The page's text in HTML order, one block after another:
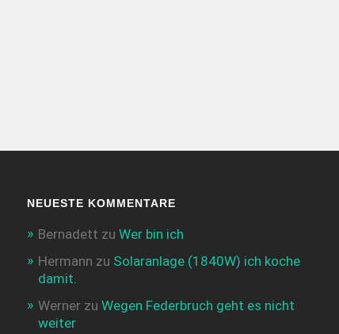
NEUESTE KOMMENTARE
Bernadett zu Wer bin ich
Hermann zu Solaranlage (1840W) ich koche
damit.
Wernerzu Wegen Federbruch geht es nicht
weiter